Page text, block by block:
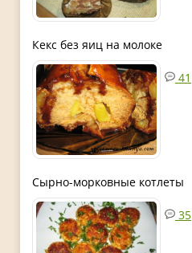
Кекс без яиц на молоке
41
Сырно-морковные котлеты
35